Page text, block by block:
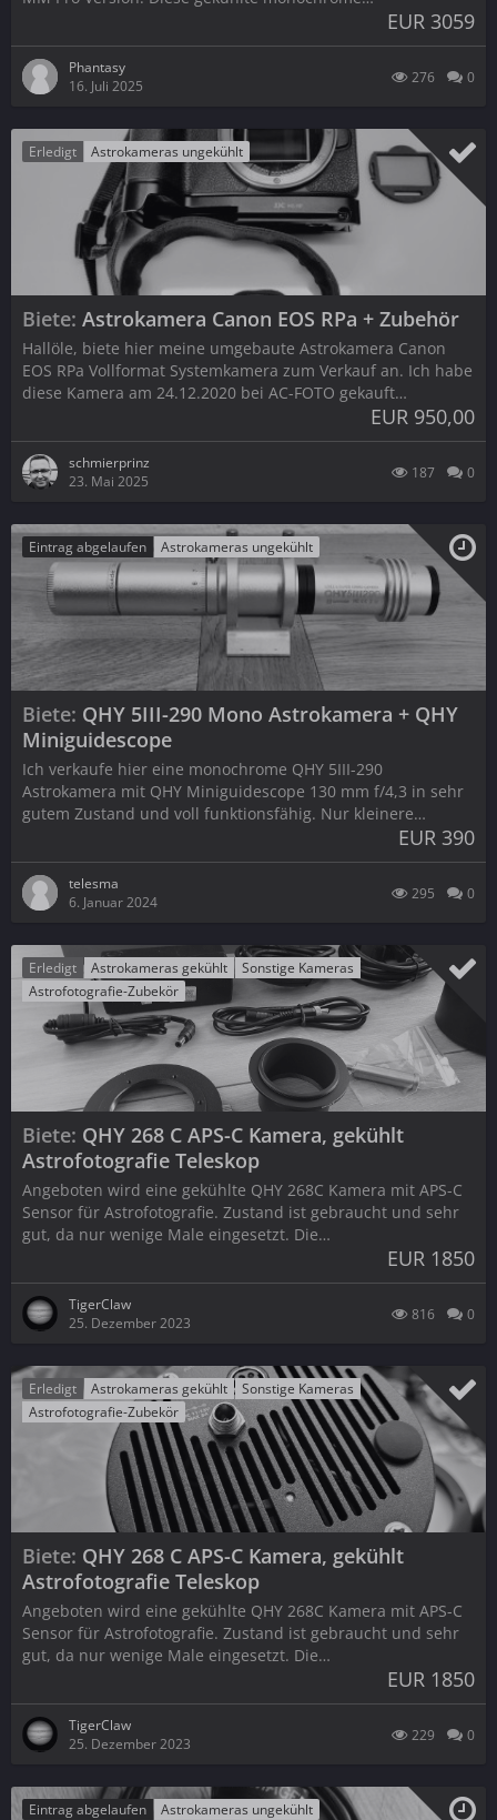
EUR 3059
Phantasy
16. Juli 2025
276 0
Erledigt Astrokameras ungekühlt
Biete Astrokamera Canon EOS RPa + Zubehör
Hallöle, biete hier meine umgebaute Astrokamera Canon
EOS RPa Vollformat Systemkamera zum Verkauf an. Ich habe
diese Kamera am 24.12.2020 bei AC-FOTO gekauft…
EUR 950,00
schmierprinz
23. Mai 2025
187 0
Eintrag abgelaufen Astrokameras ungekühlt
Biete QHY 5III-290 Mono Astrokamera + QHY
Miniguidescope
Ich verkaufe hier eine monochrome QHY 5III-290
Astrokamera mit QHY Miniguidescope 130 mm f/4,3 in sehr
gutem Zustand und voll funktionsfähig. Nur kleinere…
EUR 390
telesma
6. Januar 2024
295 0
Erledigt Astrokameras gekühlt
Sonstige Kameras
Astrofotografie-Zubekör
Biete QHY 268 C APS-C Kamera, gekühlt
Astrofotografie Teleskop
Angeboten wird eine gekühlte QHY 268C Kamera mit APS-C
Sensor für Astrofotografie. Zustand ist gebraucht und sehr
gut, da nur wenige Male eingesetzt. Die…
EUR 1850
TigerClaw
25. Dezember 2023
816 0
Erledigt Astrokameras gekühlt
Sonstige Kameras
Astrofotografie-Zubekör
Biete QHY 268 C APS-C Kamera, gekühlt
Astrofotografie Teleskop
Angeboten wird eine gekühlte QHY 268C Kamera mit APS-C
Sensor für Astrofotografie. Zustand ist gebraucht und sehr
gut, da nur wenige Male eingesetzt. Die…
EUR 1850
TigerClaw
25. Dezember 2023
229 0
Eintrag abgelaufen Astrokameras ungekühlt